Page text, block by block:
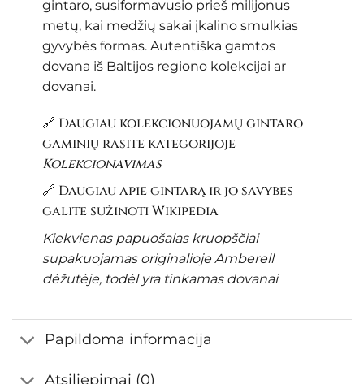
gintaro, susiformavusio prieš milijonus
metų, kai medžių sakai įkalino smulkias
gyvybės formas. Autentiška gamtos
dovana iš Baltijos regiono kolekcijai ar
dovanai.
🔗 Daugiau kolekcionuojamų gintaro
gaminių rasite kategorijoje
Kolekcionavimas
🔗 Daugiau apie gintarą ir jo savybes
galite sužinotiWikipedia
Kiekvienas papuošalas kruopščiai
supakuojamas originalioje Amberell
dėžutėje, todėl yra tinkamas dovanai
Papildoma informacija
Atsiliepimai (0)